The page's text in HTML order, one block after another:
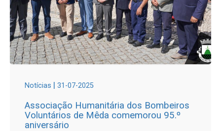
Notícias | 31-07-2025
Associação Humanitária dos Bombeiros
Voluntários de Mêda comemorou 95.º
aniversário